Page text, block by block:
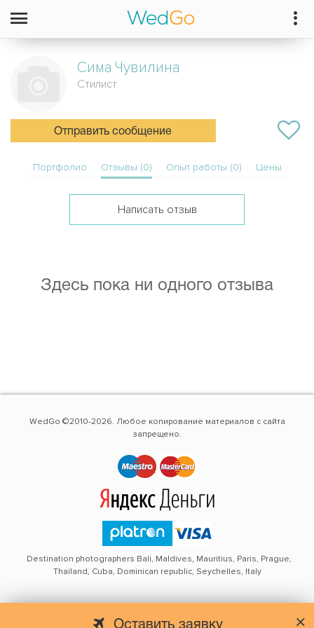
Оставить заявку
Сима Чувилина
Стилист
Отправить сообщение
Портфолио Отзывы (0) Опыт работы (0) Цены
Написать отзыв
Здесь пока ни одного отзыва
WedGo ©2010-2026. Любое копирование материалов с сайта
запрещено.
Destination photographers Bali, Maldives, Mauritius, Paris, Prague,
Thailand, Cuba, Dominican republic, Seychelles, Italy